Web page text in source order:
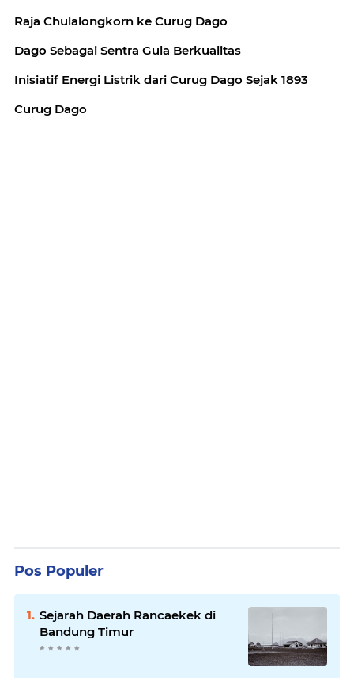
Raja Chulalongkorn ke Curug Dago
Dago Sebagai Sentra Gula Berkualitas
Inisiatif Energi Listrik dari Curug Dago Sejak 1893
Curug Dago
Pos Populer
Sejarah Daerah Rancaekek di
Bandung Timur